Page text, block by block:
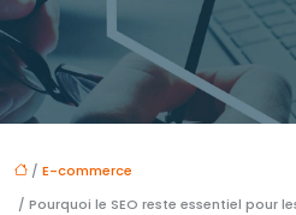
/ E-commerce
/ Pourquoi le SEO reste essentiel pour